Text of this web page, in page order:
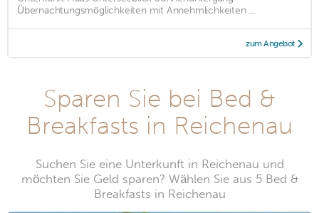
Übernachtungsmöglichkeiten mit Annehmlichkeiten ...
zum Angebot
Sparen Sie bei Bed &
Breakfasts in Reichenau
Suchen Sie eine Unterkunft in Reichenau und
möchten Sie Geld sparen? Wählen Sie aus 5 Bed &
Breakfasts in Reichenau